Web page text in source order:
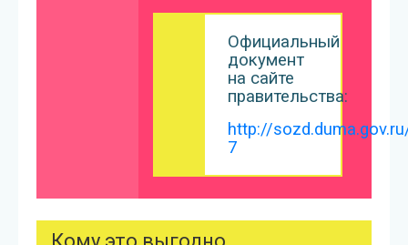
Официальный
документ
на сайте
правительства:
http://
7